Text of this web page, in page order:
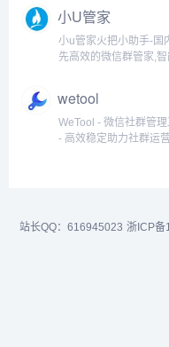
理,群游戏,邀请统计查询
小U管家
小u管家火把小助手-国
先高效的微信群管家,智
群空间,可实现群聊内容
存,微信群数据统计,娱
戏功能等,同时能开启群
wetool
WeTool - 微信社群管
- 高效稳定助力社群运
站长QQ：616945023 浙ICP